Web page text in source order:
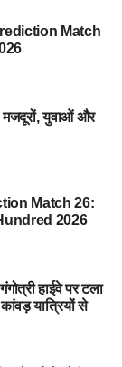
Match
मजदूरों, युवाओं और
Match 26:
2026
हाईवे पर टला
यात्रियों से